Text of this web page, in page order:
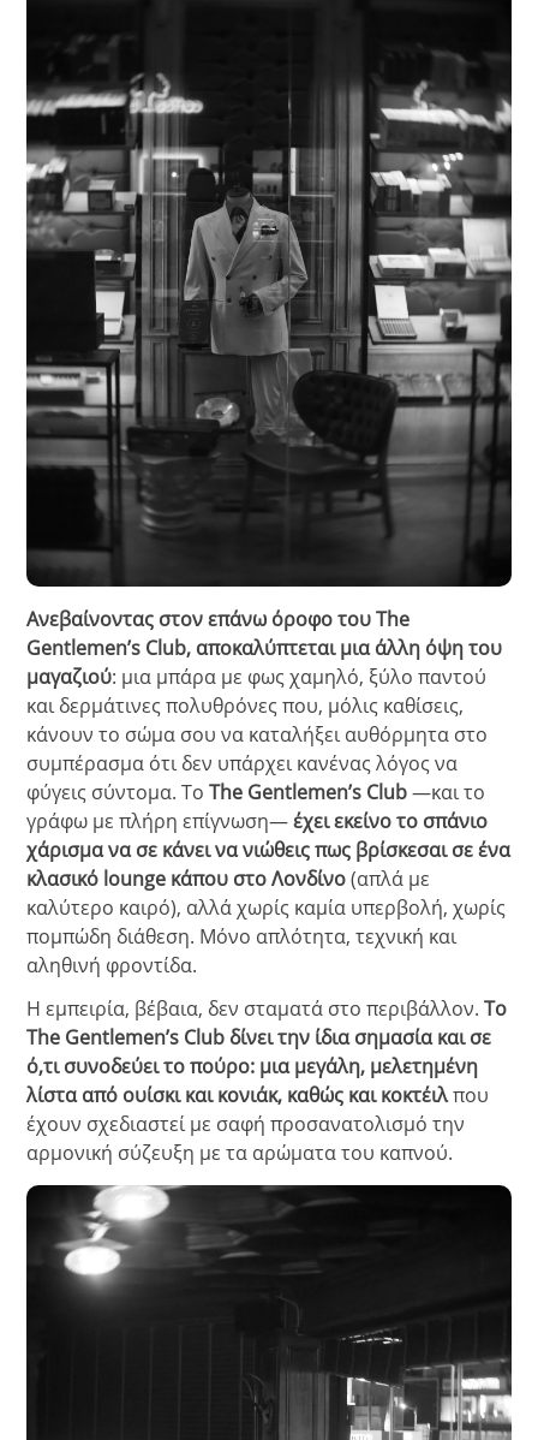
Ανεβαίνοντας στον επάνω όροφο του The
Gentlemen’s Club, αποκαλύπτεται μια άλλη όψη του
μαγαζιού: μια μπάρα με φως χαμηλό, ξύλο παντού
και δερμάτινες πολυθρόνες που, μόλις καθίσεις,
κάνουν το σώμα σου να καταλήξει αυθόρμητα στο
συμπέρασμα ότι δεν υπάρχει κανένας λόγος να
φύγεις σύντομα. ΤοThe Gentlemen’s Club―και το
γράφω με πλήρη επίγνωση―έχει εκείνο το σπάνιο
χάρισμα να σε κάνει να νιώθεις πως βρίσκεσαι σε ένα
κλασικό lounge κάπου στο Λονδίνο(απλά με
καλύτερο καιρό), αλλά χωρίς καμία υπερβολή, χωρίς
πομπώδη διάθεση. Μόνο απλότητα, τεχνική και
αληθινή φροντίδα.
Η εμπειρία, βέβαια, δεν σταματά στο περιβάλλον.Το
The Gentlemen’s Club δίνει την ίδια σημασία και σε
ό,τι συνοδεύει το πούρο: μια μεγάλη, μελετημένη
λίστα από ουίσκι και κονιάκ, καθώς και κοκτέιλπου
έχουν σχεδιαστεί με σαφή προσανατολισμό την
αρμονική σύζευξη με τα αρώματα του καπνού.